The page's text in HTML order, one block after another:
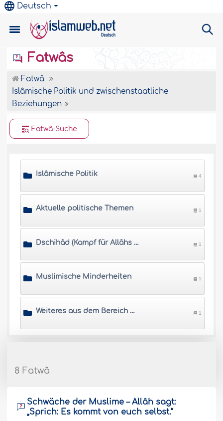
Deutsch
Fatwâs
Fatwâ
Islâmische Politik und zwischenstaatliche
Beziehungen
Fatwâ-Suche
Islâmische Politik 4
Aktuelle politische Themen 1
Dschihâd (Kampf für Allâhs Sache) 1
Muslimische Minderheiten 1
Weiteres aus dem Bereich Politik 1
8 Fatwâ
Schwäche der Muslime – Allâh sagt:
„Sprich: Es kommt von euch selbst.“